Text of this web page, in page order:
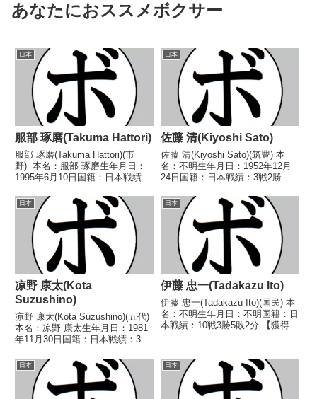
あなたにおススメボクサー
日本
服部 琢磨(Takuma Hattori)
服部 琢磨(Takuma Hattori)(市
野) 本名：服部 琢磨生年月日：
1995年6月10日国籍：日本戦績：
ル】2018年度中日本フライ級新
人王 【戦歴】2017/12/10
○1RTKO 安...
日本
佐藤 清(Kiyoshi Sato)
佐藤 清(Kiyoshi Sato)(筑豊) 本
名：不明生年月日：1952年12月
24日国籍：日本戦績：3戦2勝
し 【戦歴】■1973年度西日本フ
ライ級新人王予選1973/09/26
●4R判定 (採点不明)...
日本
凉野 康太(Kota
Suzushino)
凉野 康太(Kota Suzushino)(五代)
本名：凉野 康太生年月日：1981
年11月30日国籍：日本戦績：34
トル】2001年度B級トーナメント
フェザー級優勝【戦歴】
1999/01/29 △4R...
日本
伊藤 忠一(Tadakazu Ito)
伊藤 忠一(Tadakazu Ito)(国民) 本
名：不明生年月日：不明国籍：日
本戦績：10戦3勝5敗2分 【獲得タ
明) 村田 護(京浜)1946/05/07
○4R判定 (採...
日本 日本